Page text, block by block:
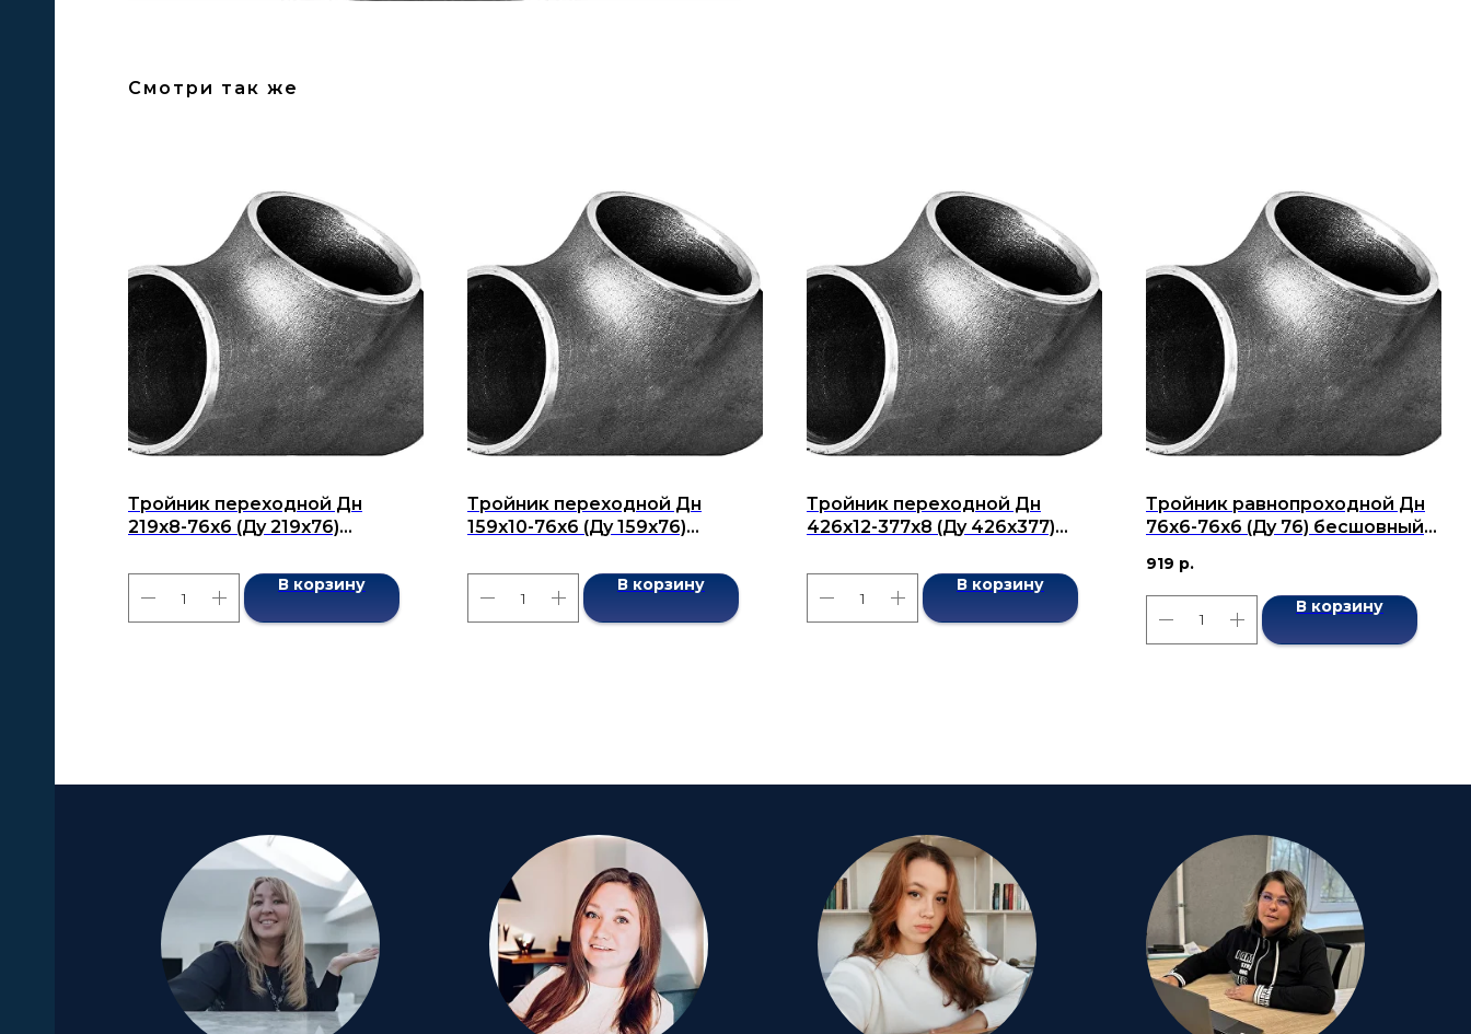
Смотри так же
Тройник переходной Дн
219x8-76x6 (Ду 219x76)
В корзину
Тройник переходной Дн
159x10-76x6 (Ду 159x76)
В корзину
Тройник переходной Дн
426х12-377х8 (Ду 426х377)
В корзину
Тройник равнопроходной Дн
76x6-76x6 (Ду 76) бесшовный
919 р.
В корзину